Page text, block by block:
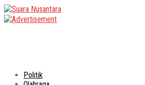
Politik